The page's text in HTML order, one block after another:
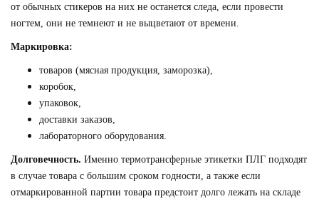
от обычных стикеров на них не останется следа, если провести
ногтем, они не темнеют и не выцветают от времени.
Маркировка:
товаров (мясная продукция, заморозка),
коробок,
упаковок,
доставки заказов,
лабораторного оборудования.
Долговечность. Именно термотрансферные этикетки ПЛГ подходят
в случае товара с большим сроком годности, а также если
отмаркированной партии товара предстоит долго лежать на складе